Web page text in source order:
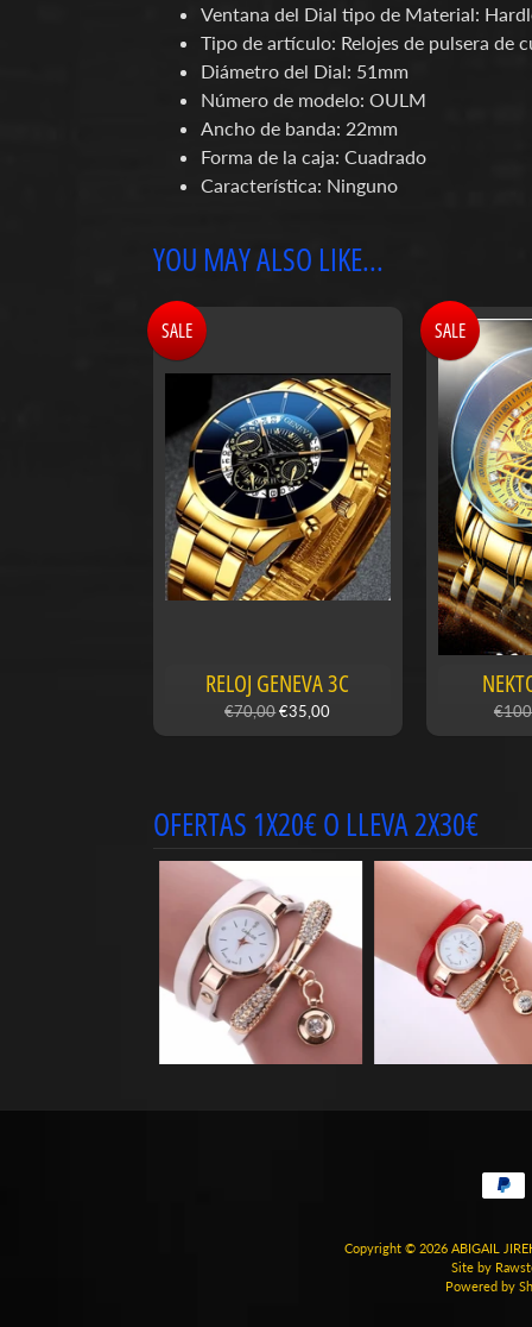
Ventana del Dial tipo de Material:
Tipo de artículo: Relojes de pulsera de
Diámetro del Dial: 51mm
Número de modelo: OULM
Ancho de banda: 22mm
Forma de la caja: Cuadrado
Característica: Ninguno
YOU MAY ALSO LIKE...
RELOJ GENEVA 3C
€70,00€35,00
SALE SALE
OFERTAS 1X20€ O LLEVA 2X30€
Copyright © 2026 ABIGAIL
Site by
Powered by